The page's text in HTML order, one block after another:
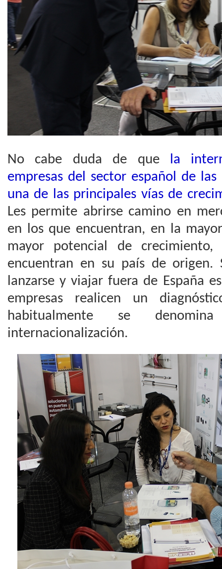
No cabe duda de que la
empresas del sector español de
una de las principales vías de
Les permite abrirse camino en
en los que encuentran, en la
mayor potencial de
encuentran en su país de origen.
lanzarse y viajar fuera de España
empresas realicen un
habitualmente se
internacionalización.